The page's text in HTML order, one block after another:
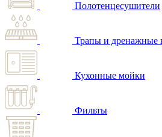
Полотенцесушители
Трапы и дренажные
Кухонные мойки
Фильты